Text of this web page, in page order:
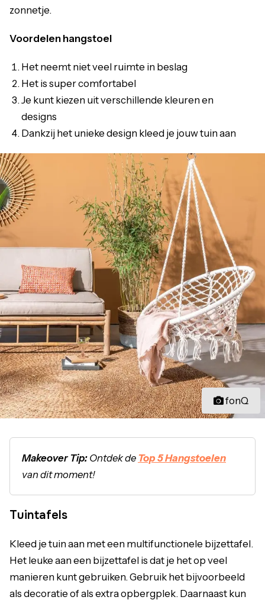
zonnetje.
Voordelen hangstoel
Het neemt niet veel ruimte in beslag
Het is super comfortabel
Je kunt kiezen uit verschillende kleuren en
designs
Dankzij het unieke design kleed je jouw tuin aan
fonQ
Makeover Tip: Ontdek de Top 5 Hangstoelen
van dit moment!
Tuintafels
Kleed je tuin aan met een multifunctionele bijzettafel.
Het leuke aan een bijzettafel is dat je het op veel
manieren kunt gebruiken. Gebruik het bijvoorbeeld
als decoratie of als extra opbergplek. Daarnaast kun